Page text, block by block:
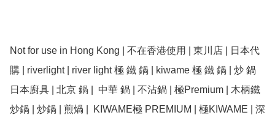
Not for use in Hong Kong | 不在香港使用 | 東川店 | 日本代
購 | riverlight | river light 極 鐵 鍋 | kiwame 極 鐵 鍋 | 炒 鍋
日本廚具 | 北京 鍋 |  中華 鍋 | 不沾鍋 | 極Premium | 木柄鐵
炒鍋 | 炒鍋 | 煎煱 |  KIWAME極 PREMIUM | 極KIWAME | 深